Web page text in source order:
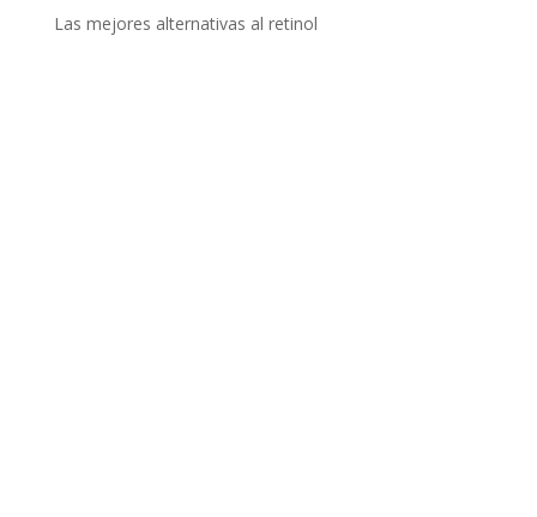
Las mejores alternativas al retinol